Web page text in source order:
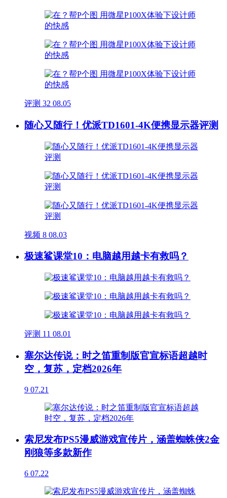
评测 32 08.05
随心又随行！优派TD1601-4K便携显示器评测
视频 8 08.03
极速鲨课堂10：电脑越用越卡有救吗？
评测 11 08.01
塞尔达传说：时之笛重制版官宣标语超越时
空，复苏，定档2026年
9 07.21
索尼发布PS5漫威游戏宣传片，涵盖蜘蛛侠2金
刚狼等多款新作
6 07.22